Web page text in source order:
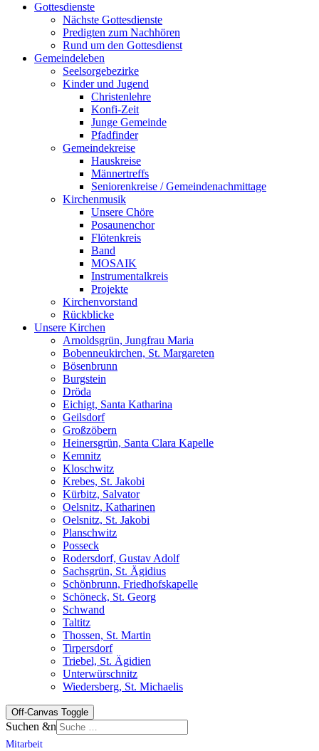
Gottesdienste
Nächste Gottesdienste
Predigten zum Nachhören
Rund um den Gottesdienst
Gemeindeleben
Seelsorgebezirke
Kinder und Jugend
Christenlehre
Konfi-Zeit
Junge Gemeinde
Pfadfinder
Gemeindekreise
Hauskreise
Männertreffs
Seniorenkreise / Gemeindenachmittage
Kirchenmusik
Unsere Chöre
Posaunenchor
Flötenkreis
Band
MOSAIK
Instrumentalkreis
Projekte
Kirchenvorstand
Rückblicke
Unsere Kirchen
Arnoldsgrün, Jungfrau Maria
Bobenneukirchen, St. Margareten
Bösenbrunn
Burgstein
Dröda
Eichigt, Santa Katharina
Geilsdorf
Großzöbern
Heinersgrün, Santa Clara Kapelle
Kemnitz
Kloschwitz
Krebes, St. Jakobi
Kürbitz, Salvator
Oelsnitz, Katharinen
Oelsnitz, St. Jakobi
Planschwitz
Posseck
Rodersdorf, Gustav Adolf
Sachsgrün, St. Ägidius
Schönbrunn, Friedhofskapelle
Schöneck, St. Georg
Schwand
Taltitz
Thossen, St. Martin
Tirpersdorf
Triebel, St. Ägidien
Unterwürschnitz
Wiedersberg, St. Michaelis
Off-Canvas Toggle
Suchen &n
Mitarbeit